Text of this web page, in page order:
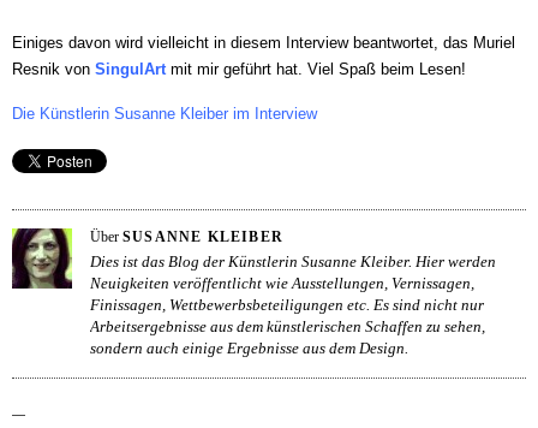
Einiges davon wird vielleicht in diesem Interview beantwortet, das Muriel
Resnik von SingulArtmit mir geführt hat. Viel Spaß beim Lesen!
Die Künstlerin Susanne Kleiber im Interview
Über SUSANNE KLEIBER
Dies ist das Blog der Künstlerin Susanne Kleiber. Hier werden
Neuigkeiten veröffentlicht wie Ausstellungen, Vernissagen,
Finissagen, Wettbewerbsbeteiligungen etc. Es sind nicht nur
Arbeitsergebnisse aus dem künstlerischen Schaffen zu sehen,
sondern auch einige Ergebnisse aus dem Design.